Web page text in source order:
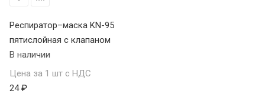
Респиратор–маска KN-95
пятислойная с клапаном
В наличии
Цена за 1 шт с НДС
24 ₽